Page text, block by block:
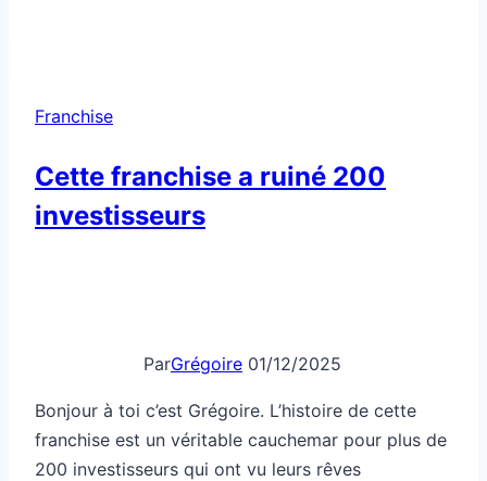
franchisés
Franchise
Cette franchise a ruiné 200
investisseurs
ParGrégoire 01/12/2025
Bonjour à toi c’est Grégoire. L’histoire de cette
franchise est un véritable cauchemar pour plus de
200 investisseurs qui ont vu leurs rêves